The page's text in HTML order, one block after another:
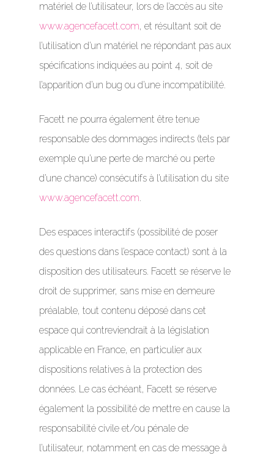
matériel de l’utilisateur, lors de l’accès au site
www.agencefacett.com, et résultant soit de
l’utilisation d’un matériel ne répondant pas aux
spécifications indiquées au point 4, soit de
l’apparition d’un bug ou d’une incompatibilité.
Facett ne pourra également être tenue
responsable des dommages indirects (tels par
exemple qu’une perte de marché ou perte
d’une chance) consécutifs à l’utilisation du site
www.agencefacett.com.
Des espaces interactifs (possibilité de poser
des questions dans l’espace contact) sont à la
disposition des utilisateurs. Facett se réserve le
droit de supprimer, sans mise en demeure
préalable, tout contenu déposé dans cet
espace qui contreviendrait à la législation
applicable en France, en particulier aux
dispositions relatives à la protection des
données. Le cas échéant, Facett se réserve
également la possibilité de mettre en cause la
responsabilité civile et/ou pénale de
l’utilisateur, notamment en cas de message à